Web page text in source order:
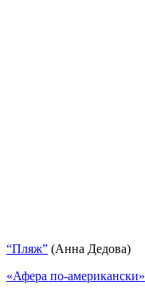
“Пляж” (Анна Дедова)
«Афера по-американски»